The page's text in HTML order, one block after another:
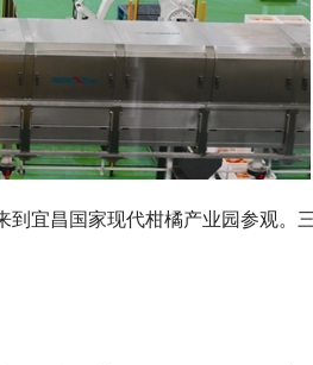
宜昌国家现代柑橘产业园参观。